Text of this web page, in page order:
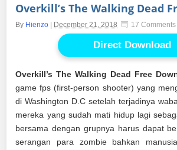
Overkill’s The Walking Dead
By Hienzo December 21, 2018 17 Comments
Direct Download
Overkill’s The Walking Dead Free
game fps (first-person shooter) yang
di Washington D.C setelah terjadinya
mereka yang sudah mati hidup lagi
bersama dengan grupnya harus dapat
serangan para zombie bahkan